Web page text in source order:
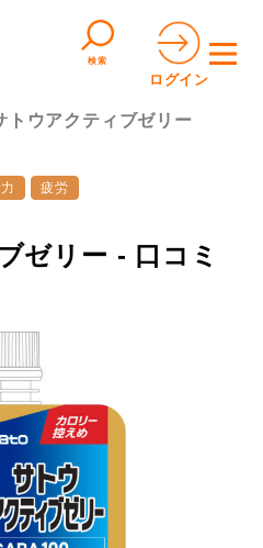
検索
ログイン
トウアクティブゼリー
疲労
ゼリー - 口コミ